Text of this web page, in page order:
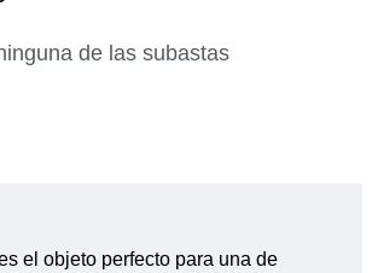
de las subastas
el objeto perfecto para una de